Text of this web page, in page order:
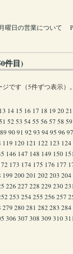
曜日の営業について
件目)
です（5件ずつ表示）。
13 14 15 16 17 18 19 2021
52 53 54 55 56 57 58 59
89 9091 92 93 94 95 96 97
119 120 121 122 123 124
146 147 148 149 150
173 174 175 176 177
199 200201 202 203 204
226 227 228 229 230
253 254 255 256 257
279 280281 282 283 284
306 307 308 309 310